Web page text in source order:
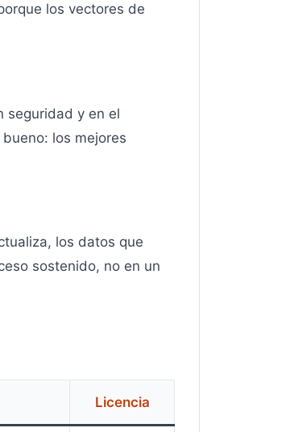
los vectores de
seguridad y en el
los mejores
los datos que
sostenido, no en un
Licencia